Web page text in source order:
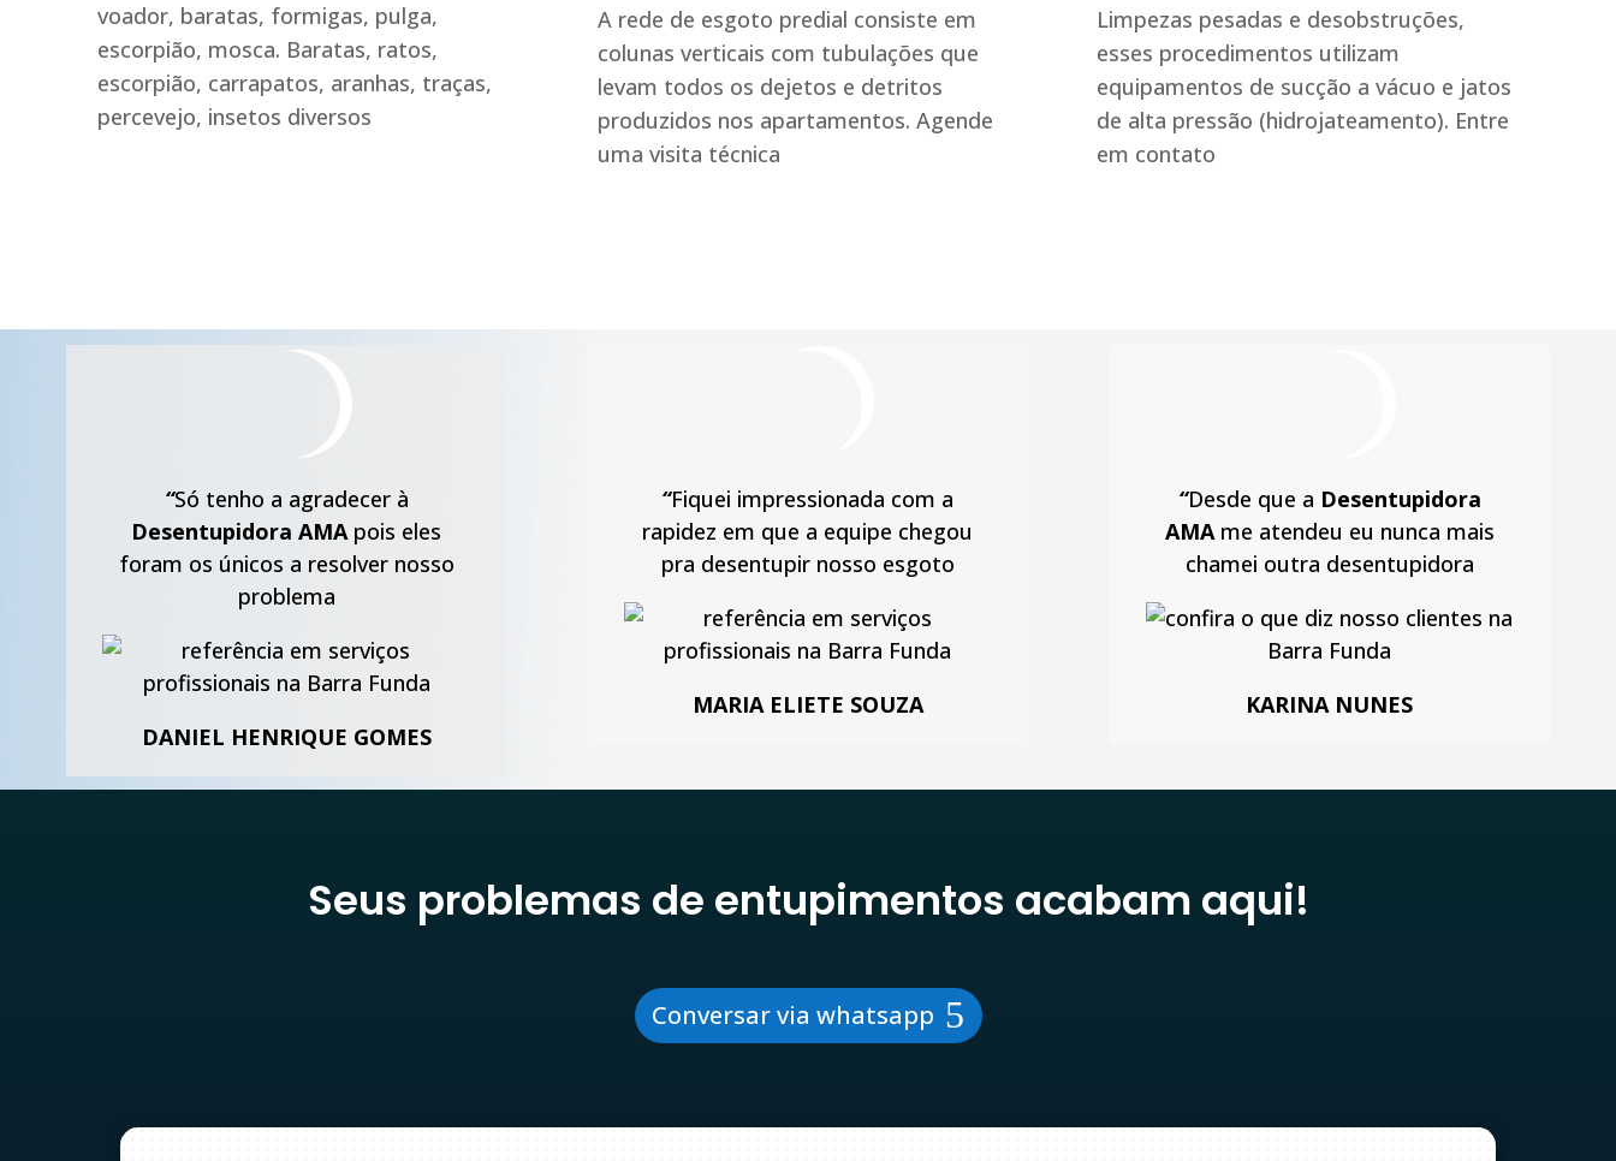
voador, baratas, formigas, pulga,
escorpião, mosca. Baratas, ratos,
escorpião, carrapatos, aranhas, traças,
percevejo, insetos diversos
A rede de esgoto predial consiste em
colunas verticais com tubulações que
levam todos os dejetos e detritos
produzidos nos apartamentos. Agende
uma visita técnica
Limpezas pesadas e desobstruções,
esses procedimentos utilizam
equipamentos de sucção a vácuo e jatos
de alta pressão (hidrojateamento). Entre
em contato
“Só tenho a agradecer à
Desentupidora AMApois eles
foram os únicos a resolver nosso
problema
DANIEL HENRIQUE GOMES
“Fiquei impressionada com a
rapidez em que a equipe chegou
pra desentupir nosso esgoto
MARIA ELIETE SOUZA
“Desde que a Desentupidora
AMAme atendeu eu nunca mais
chamei outra desentupidora
KARINA NUNES
Seus problemas de entupimentos acabam aqui!
Conversar via whatsapp